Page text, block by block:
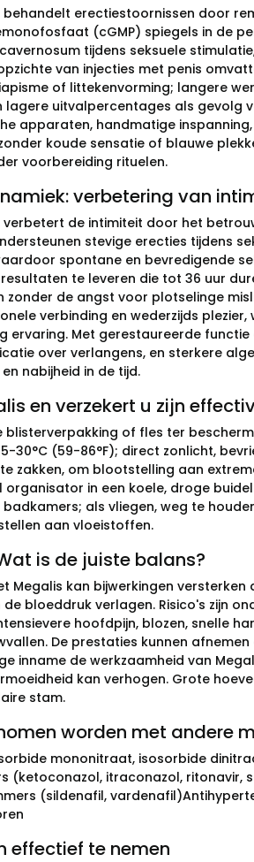
erectiestoornissen door
(cGMP) spiegels in de
tijdens seksuele
van injecties met penis
of littekenvorming; langere
lagere uitvalpercentages als gevolg
apparaten, handmatige
koude sensatie of blauwe
voorbereiding rituelen.
verbetering van
de intimiteit door het
stevige erecties tijdens
spontane en bevredigende
te leveren die tot 36 uur
zonder de angst voor plotselinge
verbinding en wederzijds
ervaring. Met gerestaureerde
over verlangens, en sterkere
nabijheid in de tijd.
en verzekert u zijn
blisterverpakking of fles ter
30°C (59-86°F); direct zonlicht,
zakken, om blootstelling aan
in een koele, droge
als vliegen, weg te
aan vloeistoffen.
is de juiste balans?
Megalis kan bijwerkingen
bloeddruk verlagen. Risico's zijn
hoofdpijn, blozen, snelle
De prestaties kunnen
inname de werkzaamheid van
kan verhogen. Grote
stam.
worden met andere
mononitraat, isosorbide
(ketoconazol, itraconazol, ritonavir,
(sildenafil,
effectief te nemen